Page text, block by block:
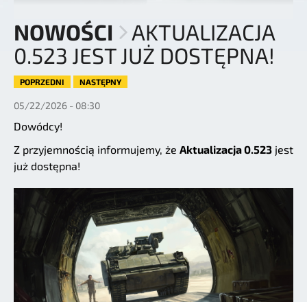
NOWOŚCI
AKTUALIZACJA
0.523 JEST JUŻ DOSTĘPNA!
POPRZEDNI NASTĘPNY
05/22/2026 - 08:30
Dowódcy!
Z przyjemnością informujemy, że Aktualizacja 0.523 jest
już dostępna!